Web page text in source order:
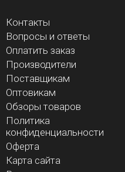
Контакты
Вопросы и ответы
Оплатить заказ
Производители
Поставщикам
Оптовикам
Обзоры товаров
Политика
конфиденциальности
Оферта
Карта сайта